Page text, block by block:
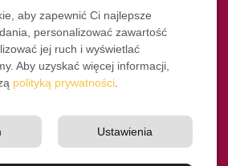
aby zapewnić Ci najlepsze
personalizować zawartość
jej ruch i wyświetlać
Aby uzyskać więcej informacji,
polityką prywatności
Ustawienia